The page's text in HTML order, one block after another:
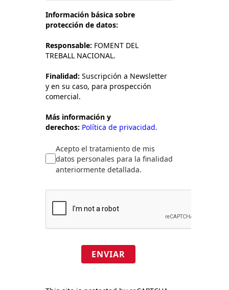
Información básica sobre
protección de datos:
Responsable: FOMENT DEL
TREBALL NACIONAL.
Finalidad: Suscripción a Newsletter
y en su caso, para prospección
comercial.
Más información y
derechos: Política de privacidad.
Acepto el tratamiento de mis
datos personales para la finalidad
anteriormente detallada.
ENVIAR